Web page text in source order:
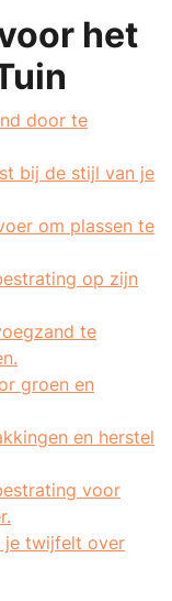
het
door te
bij de stijl van je
om plassen te
op zijn
te
groen en
en herstel
voor
je twijfelt over